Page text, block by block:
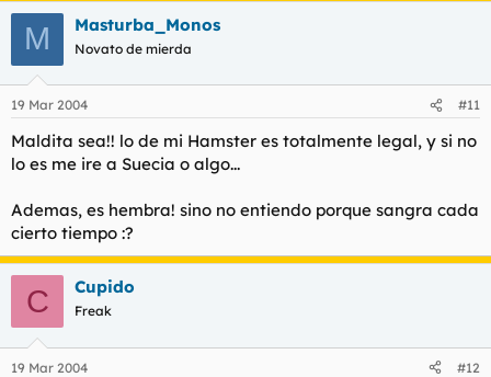
M Masturba_Monos
Novato de mierda
19 Mar 2004 #11
Maldita sea!! lo de mi Hamster es totalmente legal, y si no
lo es me ire a Suecia o algo...
Ademas, es hembra! sino no entiendo porque sangra cada
cierto tiempo :?
C Cupido
Freak
19 Mar 2004 #12